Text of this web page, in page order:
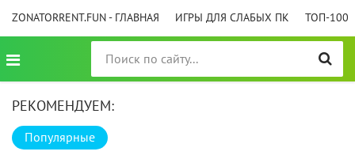
ZONATORRENT.FUN - ГЛАВНАЯ ИГРЫ ДЛЯ СЛАБЫХ ПК ТОП-100
РЕКОМЕНДУЕМ:
Популярные